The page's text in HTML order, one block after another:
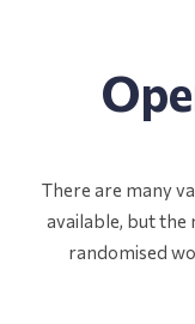
There are many
available, but
randomised